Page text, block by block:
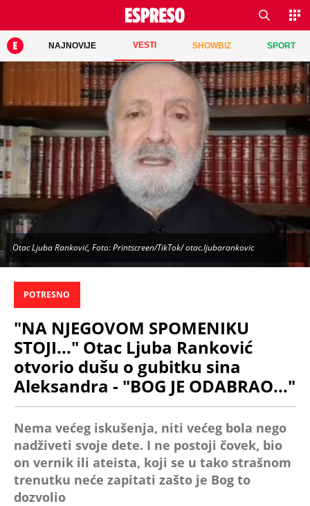
NAJNOVIJE VESTI SHOWBIZ SPORT
Otac Ljuba Ranković, Foto: Printscreen/TikTok/ otac.ljubarankovic
POTRESNO
"NA NJEGOVOM SPOMENIKU
STOJI..." Otac Ljuba Ranković
otvorio dušu o gubitku sina
Aleksandra - "BOG JE ODABRAO..."
Nema većeg iskušenja, niti većeg bola nego
nadživeti svoje dete. I ne postoji čovek, bio
on vernik ili ateista, koji se u tako strašnom
trenutku neće zapitati zašto je Bog to
dozvolio